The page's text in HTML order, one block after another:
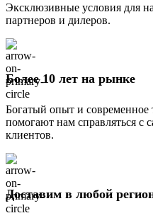
Эксклюзивные условия для
партнеров и дилеров.
Более 10 лет на рынке
Богатый опыт и современное
помогают нам справляться
клиентов.
Доставим в любой